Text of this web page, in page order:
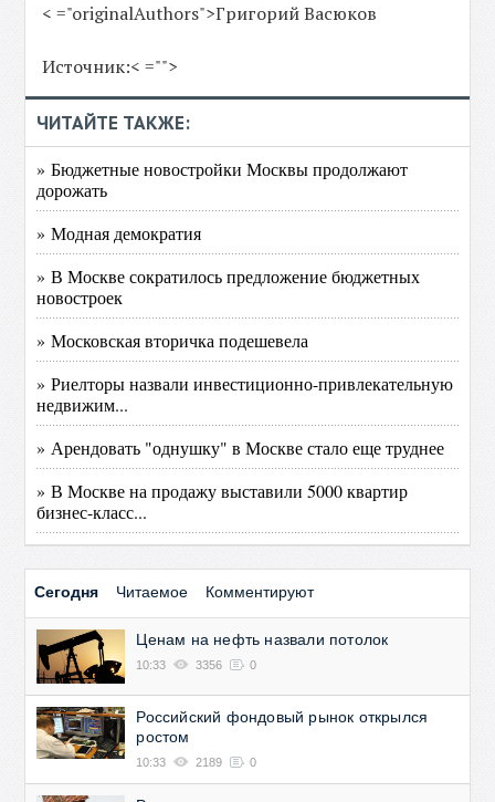
< ="originalAuthors">Григорий Васюков
Источник:< ="">
ЧИТАЙТЕ ТАКЖЕ:
» Бюджетные новостройки Москвы продолжают
дорожать
» Модная демократия
» В Москве сократилось предложение бюджетных
новостроек
» Московская вторичка подешевела
» Риелторы назвали инвестиционно-привлекательную
недвижим...
» Арендовать "однушку" в Москве стало еще труднее
» В Москве на продажу выставили 5000 квартир
бизнес-класс...
Сегодня Читаемое Комментируют
Ценам на нефть назвали потолок
10:33 3356 0
Российский фондовый рынок открылся
ростом
10:33 2189 0